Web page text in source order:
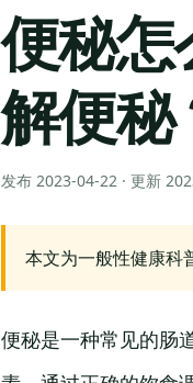
便秘怎
解便秘
发布 2023-04-22 · 更新
本文为一般性健康科
便秘是一种常见的肠